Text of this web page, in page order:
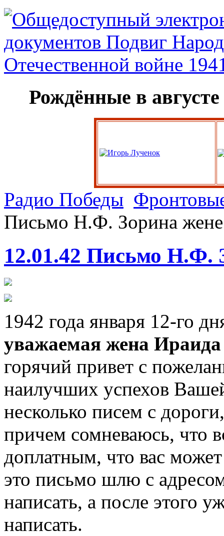
Рождённые в августе
Радио Победы
Письмо Н.Ф. Зорина
12.01.42 Письмо Н.Ф.
1942 года января 12-го
уважаемая жена
горячий привет с
наилучших успехов
несколько писем с
причем сомневаюсь, что
доплатным, что вас
это письмо шлю с
написать, а после этого
написать.